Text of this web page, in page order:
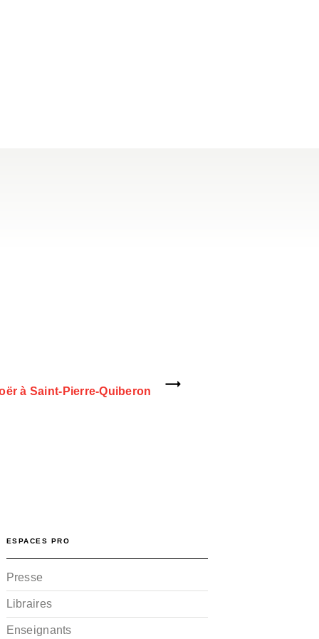
à Saint-Pierre-Quiberon
ESPACES PRO
Presse
Libraires
Enseignants